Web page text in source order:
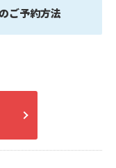
ご予約方法